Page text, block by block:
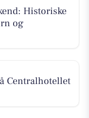
Historiske
og
Centralhotellet